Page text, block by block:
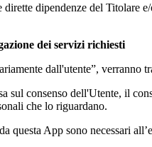
dipendenze del
dei servizi richiesti
dall'utente”, verranno
sul consenso dell'Utente, il
che lo riguardano.
questa App sono necessari